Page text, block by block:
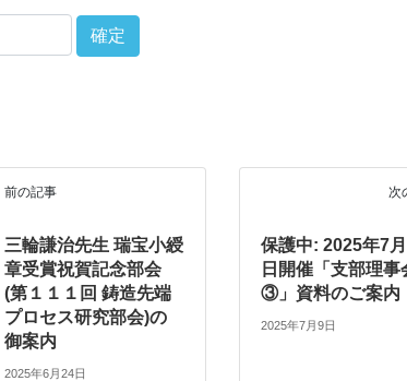
前の記事
三輪謙治先生 瑞宝小綬
章受賞祝賀記念部会
(第１１１回 鋳造先端
プロセス研究部会)の
御案内
2025年6月24日
次
保護中: 2025年7
日開催「支部理事
③」資料のご案内
2025年7月9日